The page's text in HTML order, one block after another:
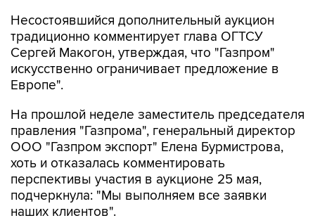
Несостоявшийся дополнительный аукцион
традиционно комментирует глава ОГТСУ
Сергей Макогон, утверждая, что "Газпром"
искусственно ограничивает предложение в
Европе".
На прошлой неделе заместитель председателя
правления "Газпрома", генеральный директор
ООО "Газпром экспорт" Елена Бурмистрова,
хоть и отказалась комментировать
перспективы участия в аукционе 25 мая,
подчеркнула: "Мы выполняем все заявки
наших клиентов".